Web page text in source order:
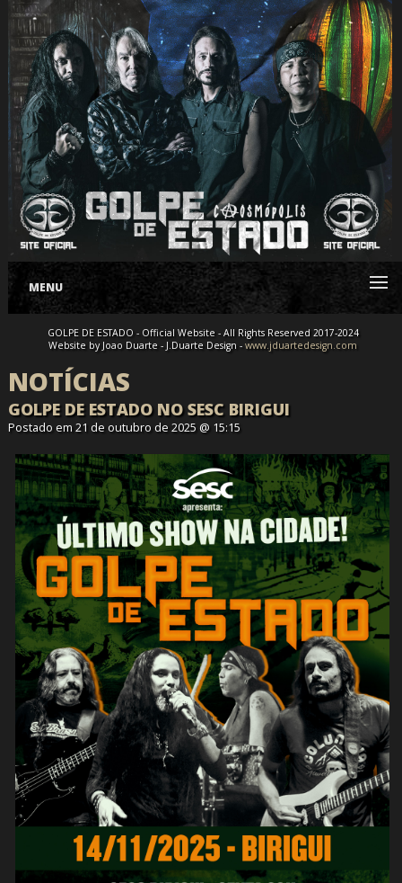
MENU
GOLPE DE ESTADO - Official Website - All Rights Reserved 2017-2024
Website by Joao Duarte - J.Duarte Design -www.jduartedesign.com
NOTÍCIAS
GOLPE DE ESTADO NO SESC BIRIGUI
Postado em 21 de outubro de 2025 @ 15:15